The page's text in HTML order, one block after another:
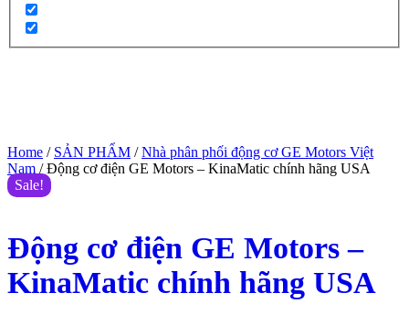
Home / SẢN PHẨM /Nhà phân phối động cơ GE Motors Việt
Nam / Động cơ điện GE Motors – KinaMatic chính hãng USA
Sale!
Động cơ điện GE Motors –
KinaMatic chính hãng USA